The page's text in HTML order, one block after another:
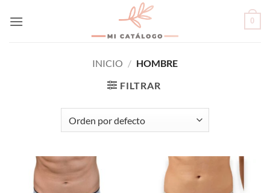
0
INICIO / HOMBRE
FILTRAR